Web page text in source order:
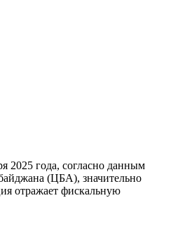
2025 года, согласно данным
(ЦБА), значительно
отражает фискальную